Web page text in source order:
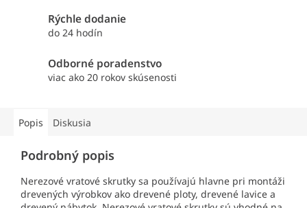
Rýchle dodanie
do 24 hodín
Odborné poradenstvo
viac ako 20 rokov skúsenosti
Popis Diskusia
Podrobný popis
Nerezové vratové skrutky sa používajú hlavne pri montáži
drevených výrobkov ako drevené ploty, drevené lavice a